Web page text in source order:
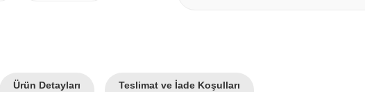
Ürün Detayları Teslimat ve İade Koşulları